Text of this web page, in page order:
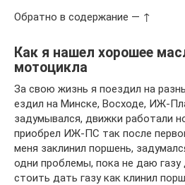
Обратно в содержание — ↑
Как я нашел хорошее
мотоцикла
За свою жизнь я поездил на
ездил на Минске, Восходе, ИЖ-
задумывался, движки работали
приобрел ИЖ-ПС так после
меня заклинил поршень,
одни проблемы, пока не даю газу
стоить дать газу как клинил